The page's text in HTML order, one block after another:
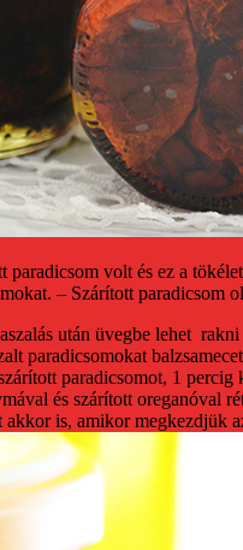
paradicsom volt és ez a
– Szárított paradicsom
után üvegbe lehet
paradicsomokat
paradicsomot, 1 percig
és szárított oreganóval
is, amikor megkezdjük